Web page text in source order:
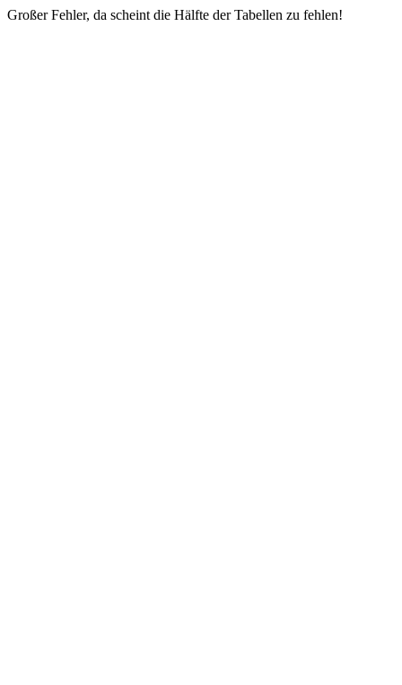
Großer Fehler, da scheint die Hälfte der Tabellen zu fehlen!